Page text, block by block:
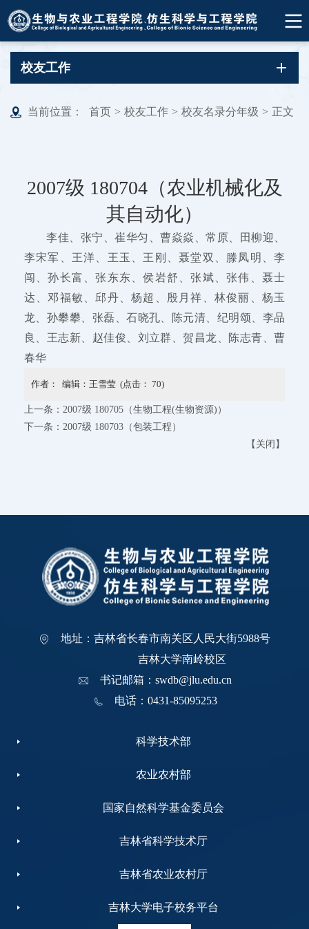
校友工作
当前位置： 首页 > 校友工作 > 校友名录分年级 > 正文
2007级 180704（农业机械化及
其自动化）
李佳、张宁、崔华匀、曹焱焱、常原、田柳迎、
李宋军、王洋、王玉、王刚、聂堂双、滕凤明、李
闯、孙长富、张东东、侯岩舒、张斌、张伟、聂士
达、邓福敏、邱丹、杨超、殷月祥、林俊丽、杨玉
龙、孙攀攀、张磊、石晓孔、陈元清、纪明颂、李品
良、王志新、赵佳俊、刘立群、贺昌龙、陈志青、曹
春华
作者： 编辑：王雪莹 (点击： 70)
上一条： 2007级 180705（生物工程(生物资源)）
下一条： 2007级 180703（包装工程）
【 关闭 】
地址：吉林省长春市南关区人民大街5988号
吉林大学南岭校区
书记邮箱：swdb@jlu.edu.cn
电话：0431-85095253
科学技术部
农业农村部
国家自然科学基金委员会
吉林省科学技术厅
吉林省农业农村厅
吉林大学电子校务平台